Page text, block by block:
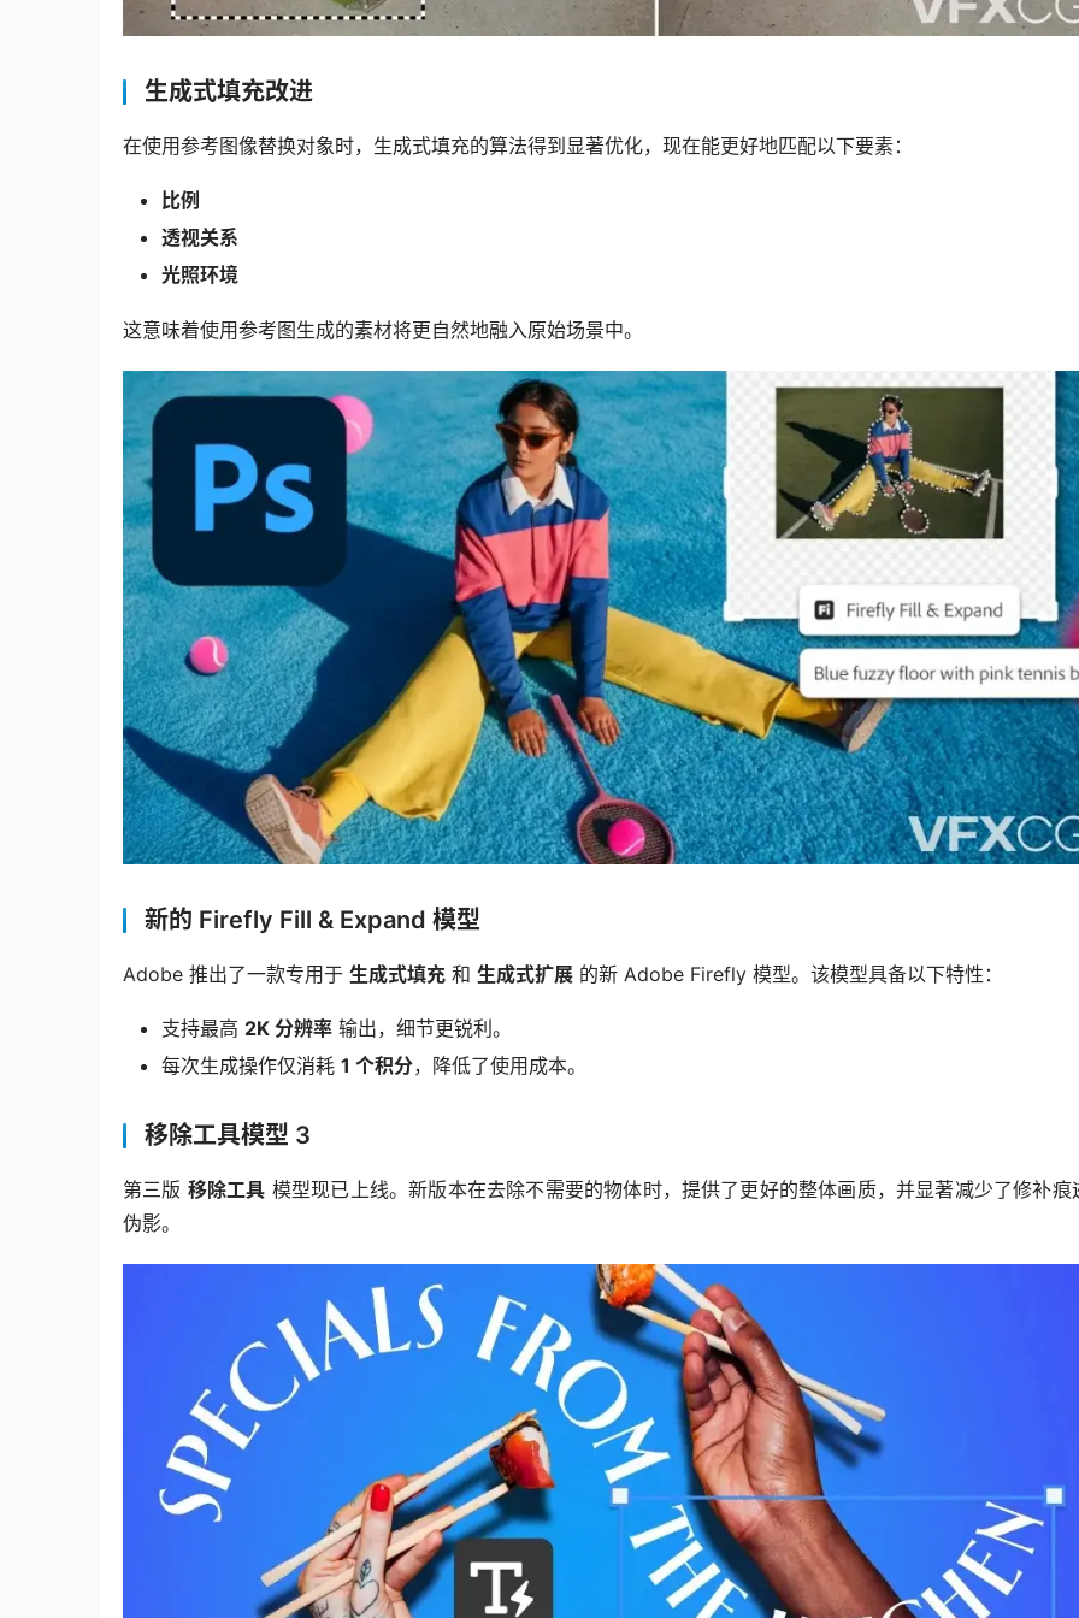
生成式填充改进
在使用参考图像替换对象时，生成式填充的算法得到显著优化，现在能更好地匹配以下要素：
比例
透视关系
光照环境
这意味着使用参考图生成的素材将更自然地融入原始场景中。
新的 Firefly Fill & Expand 模型
Adobe 推出了一款专用于 生成式填充 和 生成式扩展 的新 Adobe Firefly 模型。该模型具备以下特性：
支持最高 2K 分辨率 输出，细节更锐利。
每次生成操作仅消耗 1 个积分，降低了使用成本。
移除工具模型 3
第三版 移除工具 模型现已上线。新版本在去除不需要的物体时，提供了更好的整体画质，并显著减少了修补痕
伪影。